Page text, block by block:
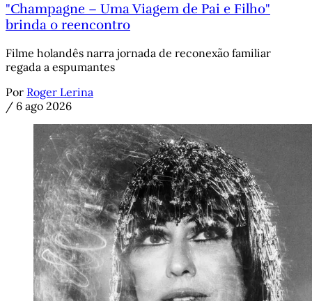
"Champagne – Uma Viagem de Pai e Filho"
brinda o reencontro
Filme holandês narra jornada de reconexão familiar
regada a espumantes
Por Roger Lerina
/ 6 ago 2026